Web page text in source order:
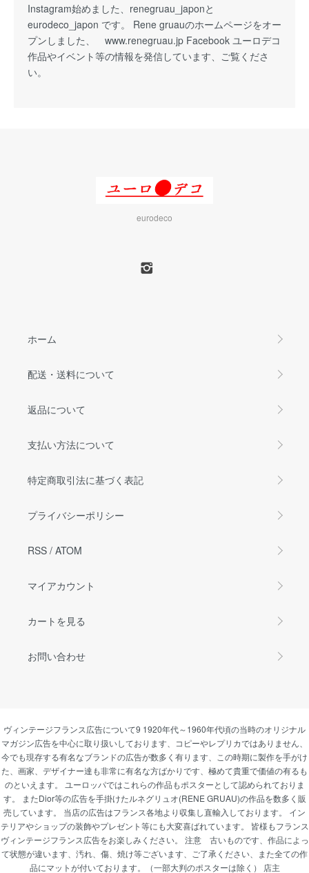
Instagram始めました、renegruau_japonと
eurodeco_japon です。 Rene gruauのホームページをオー
プンしました、 www.renegruau.jp Facebook ユーロデコ
作品やイベント等の情報を発信しています、ご覧くださ
い。
eurodeco
ホーム
配送・送料について
返品について
支払い方法について
特定商取引法に基づく表記
プライバシーポリシー
RSS / ATOM
マイアカウント
カートを見る
お問い合わせ
ヴィンテージフランス広告について9 1920年代～1960年代頃の当時のオリジナル
マガジン広告を中心に取り扱いしております、コピーやレプリカではありません、
今でも現存する有名なブランドの広告が数多く有ります、この時期に製作を手がけ
た、画家、デザイナー達も非常に有名な方ばかりです、極めて貴重で価値の有るも
のといえます。 ユーロッパではこれらの作品もポスターとして認められておりま
す。 またDior等の広告を手掛けたルネグリュオ(RENE GRUAU)の作品を数多く販
売しています。 当店の広告はフランス各地より収集し直輸入しております。 イン
テリアやショップの装飾やプレゼント等にも大変喜ばれています。 皆様もフランス
ヴィンテージフランス広告をお楽しみください。 注意 古いものです、作品によっ
て状態が違います、汚れ、傷、焼け等ございます、ご了承ください、また全ての作
品にマットが付いております。（一部大判のポスターは除く） 店主